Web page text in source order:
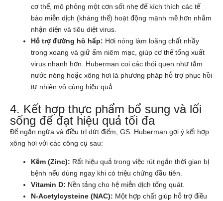
cơ thể, mô phỏng một cơn sốt nhẹ để kích thích các tế
bào miễn dịch (kháng thể) hoạt động mạnh mẽ hơn nhằm
nhận diện và tiêu diệt virus.
Hỗ trợ đường hô hấp: Hơi nóng làm loãng chất nhầy
trong xoang và giữ ẩm niêm mạc, giúp cơ thể tống xuất
virus nhanh hơn. Huberman coi các thói quen như tắm
nước nóng hoặc xông hơi là phương pháp hỗ trợ phục hồi
tự nhiên vô cùng hiệu quả.
4. Kết hợp thực phẩm bổ sung và lối
sống để đạt hiệu quả tối đa
Để ngăn ngừa và điều trị dứt điểm, GS. Huberman gợi ý kết hợp
xông hơi với các công cụ sau:
Kẽm (Zinc): Rất hiệu quả trong việc rút ngắn thời gian bị
bệnh nếu dùng ngay khi có triệu chứng đầu tiên.
Vitamin D: Nền tảng cho hệ miễn dịch tổng quát.
N-Acetylcysteine (NAC): Một hợp chất giúp hỗ trợ điều